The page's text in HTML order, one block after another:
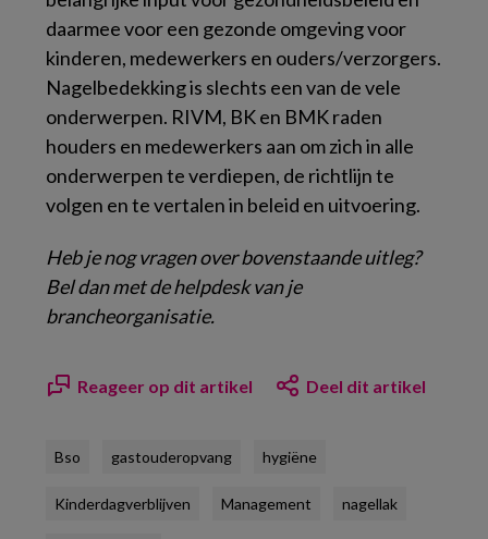
daarmee voor een gezonde omgeving voor
kinderen, medewerkers en ouders/verzorgers.
Nagelbedekking is slechts een van de vele
onderwerpen. RIVM, BK en BMK raden
houders en medewerkers aan om zich in alle
onderwerpen te verdiepen, de richtlijn te
volgen en te vertalen in beleid en uitvoering.
Heb je nog vragen over bovenstaande uitleg?
Bel dan met de helpdesk van je
brancheorganisatie.
Reageer op dit artikel Deel dit artikel
Bso gastouderopvang hygiëne
Kinderdagverblijven Management nagellak